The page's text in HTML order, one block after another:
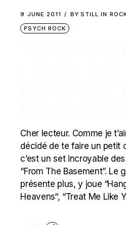
9 JUNE 2011 BY STILL IN
PSYCH ROCK
Cher lecteur. Comme je
décidé de te faire un petit
c’est un set incroyable
“From The Basement”. Le
présente plus, y joue
Heavens“, “Treat Me Like